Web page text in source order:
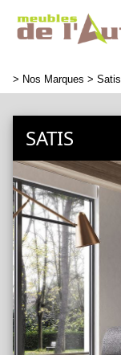
> Nos Marques > Satis
SATIS